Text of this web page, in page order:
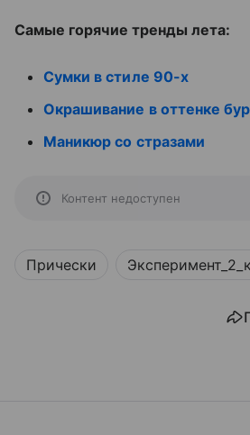
Самые горячие тренды лета:
Сумки в стиле 90-х
Окрашивание в оттенке
Маникюр со стразами
Контент недоступен
Прически